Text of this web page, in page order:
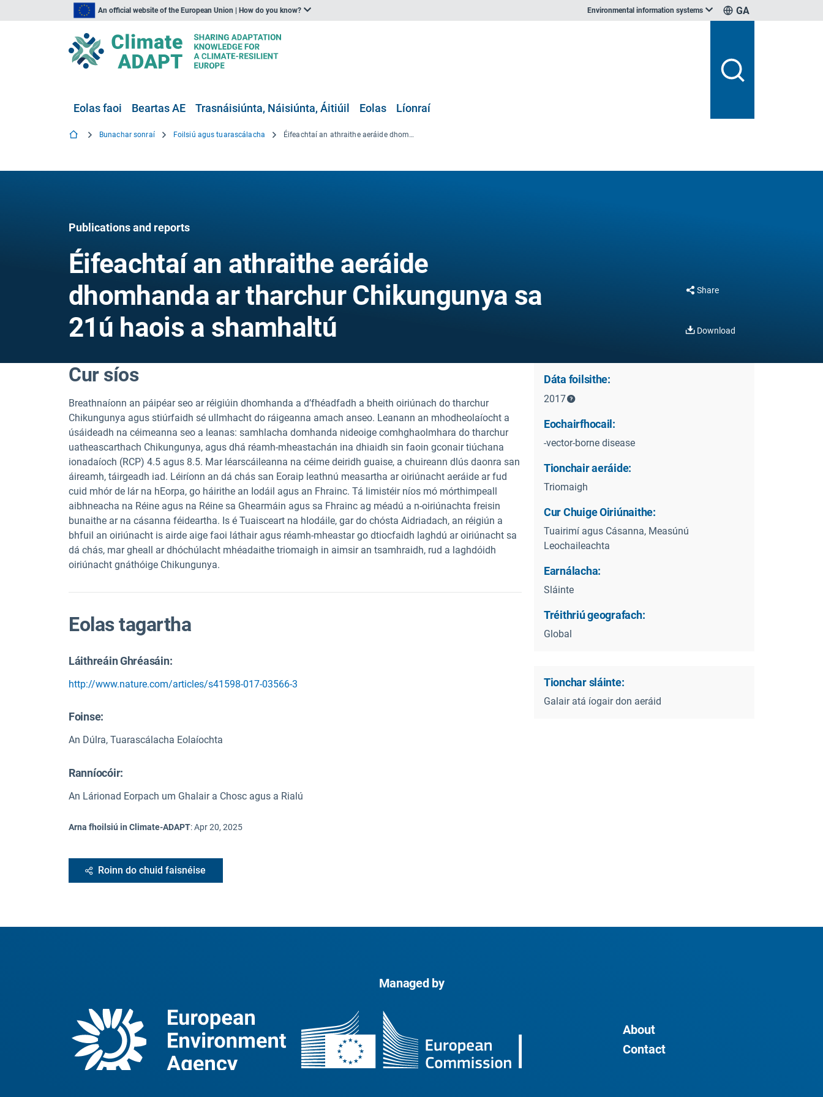
An official website of the European Union | How do you know? Environmental information systems GA
Eolas faoi Beartas AE Trasnáisiúnta, Náisiúnta, Áitiúil Eolas Líonraí
Bunachar sonraí Foilsiú agus tuarascálacha Éifeachtaí an athraithe aeráide dhomhanda ar tharchur Chikungunya sa 21ú haois a shamhaltú
Publications and reports
Éifeachtaí an athraithe aeráide
dhomhanda ar tharchur Chikungunya sa
21ú haois a shamhaltú
Share
Download
Cur síos
Breathnaíonn an páipéar seo ar réigiúin dhomhanda a d’fhéadfadh a bheith oiriúnach do tharchur
Chikungunya agus stiúrfaidh sé ullmhacht do ráigeanna amach anseo. Leanann an mhodheolaíocht a
úsáideadh na céimeanna seo a leanas: samhlacha domhanda nideoige comhghaolmhara do tharchur
uatheascarthach Chikungunya, agus dhá réamh-mheastachán ina dhiaidh sin faoin gconair tiúchana
ionadaíoch (RCP) 4.5 agus 8.5. Mar léarscáileanna na céime deiridh guaise, a chuireann dlús daonra san
áireamh, táirgeadh iad. Léiríonn an dá chás san Eoraip leathnú measartha ar oiriúnacht aeráide ar fud
cuid mhór de lár na hEorpa, go háirithe an Iodáil agus an Fhrainc. Tá limistéir níos mó mórthimpeall
aibhneacha na Réine agus na Réine sa Ghearmáin agus sa Fhrainc ag méadú a n-oiriúnachta freisin
bunaithe ar na cásanna féideartha. Is é Tuaisceart na hIodáile, gar do chósta Aidriadach, an réigiún a
bhfuil an oiriúnacht is airde aige faoi láthair agus réamh-mheastar go dtiocfaidh laghdú ar oiriúnacht sa
dá chás, mar gheall ar dhóchúlacht mhéadaithe triomaigh in aimsir an tsamhraidh, rud a laghdóidh
oiriúnacht gnáthóige Chikungunya.
Eolas tagartha
Láithreáin Ghréasáin:
http://www.nature.com/articles/s41598-017-03566-3
Foinse:
An Dúlra, Tuarascálacha Eolaíochta
Ranníocóir:
An Lárionad Eorpach um Ghalair a Chosc agus a Rialú
Arna fhoilsiú in Climate-ADAPT:Apr 20, 2025
Roinn do chuid faisnéise
Dáta foilsithe:
2017
Eochairfhocail:
-vector-borne disease
Tionchair aeráide:
Triomaigh
Cur Chuige Oiriúnaithe:
Tuairimí agus Cásanna, Measúnú
Leochaileachta
Earnálacha:
Sláinte
Tréithriú geografach:
Global
Tionchar sláinte:
Galair atá íogair don aeráid
Managed by
About
Contact